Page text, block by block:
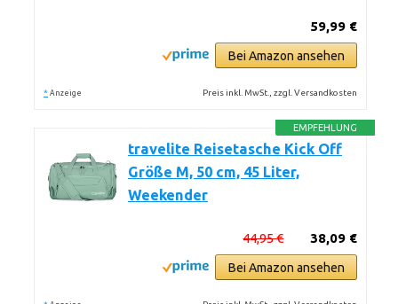
59,99 €
Bei Amazon ansehen
* Anzeige Preis inkl. MwSt., zzgl. Versandkosten
EMPFEHLUNG
travelite Reisetasche Kick Off
Größe M, 50 cm, 45 Liter,
Weekender
38,09 €
44,95 €
Bei Amazon ansehen